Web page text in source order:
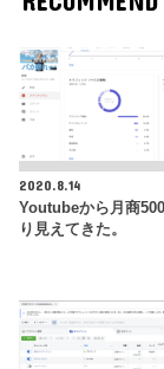
2020.8.14
Youtubeから月商
り見えてきた。